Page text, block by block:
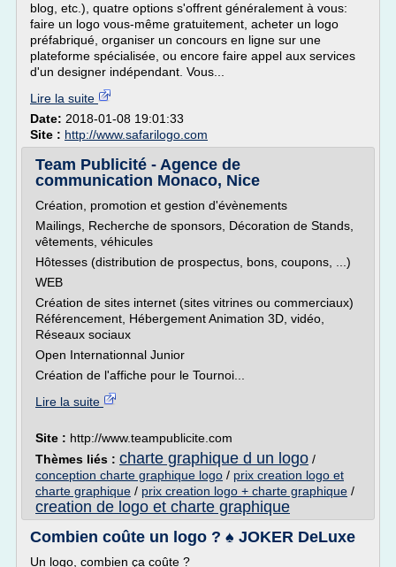
blog, etc.), quatre options s'offrent généralement à vous:
faire un logo vous-même gratuitement, acheter un logo
préfabriqué, organiser un concours en ligne sur une
plateforme spécialisée, ou encore faire appel aux services
d'un designer indépendant. Vous...
Lire la suite
Date: 2018-01-08 19:01:33
Site : http://www.safarilogo.com
Team Publicité - Agence de
communication Monaco, Nice
Création, promotion et gestion d'évènements
Mailings, Recherche de sponsors, Décoration de Stands,
vêtements, véhicules
Hôtesses (distribution de prospectus, bons, coupons, ...)
WEB
Création de sites internet (sites vitrines ou commerciaux)
Référencement, Hébergement Animation 3D, vidéo,
Réseaux sociaux
Open Internationnal Junior
Création de l'affiche pour le Tournoi...
Lire la suite
Site : http://www.teampublicite.com
Thèmes liés : charte graphique d un logo /
conception charte graphique logo / prix creation logo et
charte graphique / prix creation logo + charte graphique /
creation de logo et charte graphique
Combien coûte un logo ? ♠ JOKER DeLuxe
Un logo, combien ça coûte ?